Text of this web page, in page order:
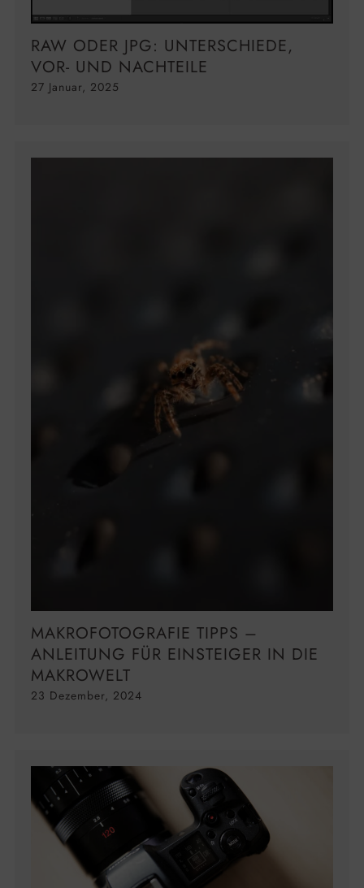
RAW ODER JPG: UNTERSCHIEDE,
VOR- UND NACHTEILE
27 Januar, 2025
MAKROFOTOGRAFIE TIPPS –
ANLEITUNG FÜR EINSTEIGER IN DIE
MAKROWELT
23 Dezember, 2024